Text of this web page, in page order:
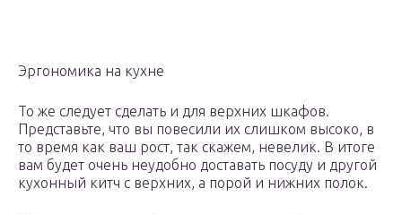
Эргономика на кухне
То же следует сделать и для верхних шкафов.
Представьте, что вы повесили их слишком высоко, в
то время как ваш рост, так скажем, невелик. В итоге
вам будет очень неудобно доставать посуду и другой
кухонный китч с верхних, а порой и нижних полок.